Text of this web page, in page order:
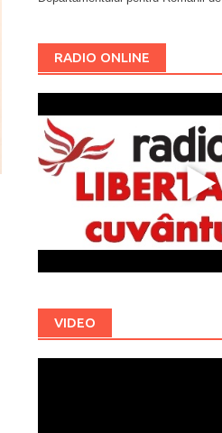
RADIO ONLINE
VIDEO